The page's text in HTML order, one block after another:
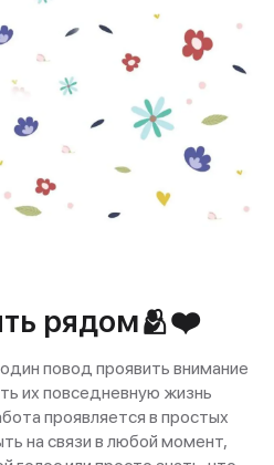
рядом🫂❤️
повод проявить внимание
их повседневную жизнь
проявляется в простых
на связи в любой момент,